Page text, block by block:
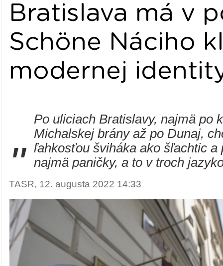
Bratislava má v
Schöne Náciho
modernej
"
Po uliciach Bratislavy, najmä po
Michalskej brány až po Dunaj,
ľahkosťou šviháka ako šľachtic a
najmä paničky, a to v troch
TASR, 12. augusta 2022 14:33